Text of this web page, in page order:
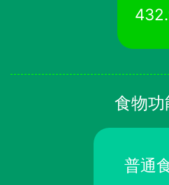
食物功
普通